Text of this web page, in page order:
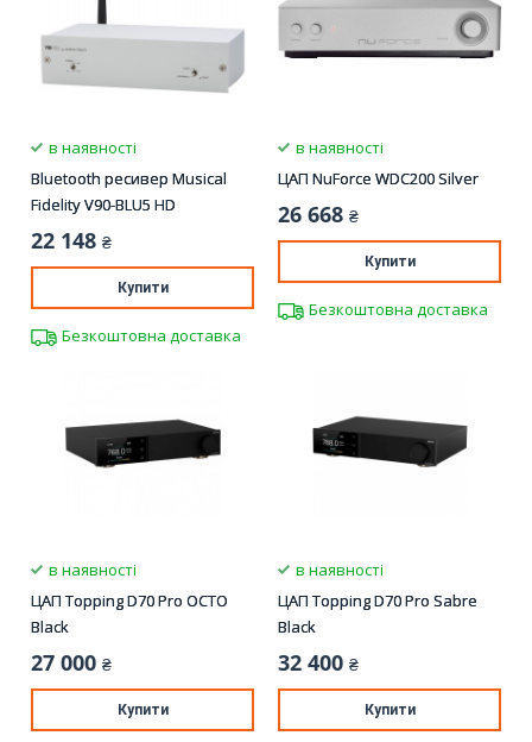
в наявності
Bluetooth ресивер Musical
Fidelity V90-BLU5 HD
22 148 ₴
Купити
Безкоштовна доставка
в наявності
ЦАП NuForce WDC200 Silver
26 668 ₴
Купити
Безкоштовна доставка
в наявності
ЦАП Topping D70 Pro OCTO
Black
27 000 ₴
Купити
в наявності
ЦАП Topping D70 Pro Sabre
Black
32 400 ₴
Купити